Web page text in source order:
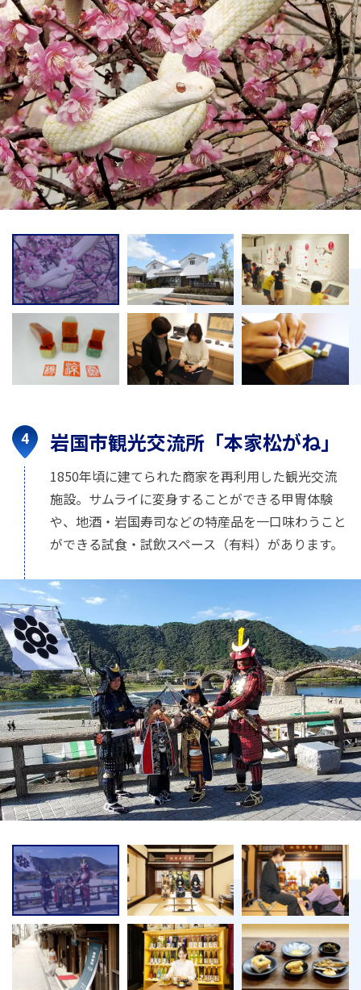
岩国市観光交流所「本家松がね」
1850年頃に建てられた商家を再利用した観光交流
施設。サムライに変身することができる甲冑体験
や、地酒・岩国寿司などの特産品を一口味わうこと
ができる試食・試飲スペース（有料）があります。